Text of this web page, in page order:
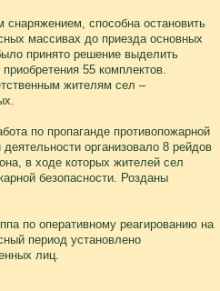
способна остановить
массивах до приезда основных
принято решение выделить
55 комплектов.
жителям сел –
по пропаганде противопожарной
организовало 8 рейдов
в ходе которых жителей сел
безопасности. Розданы
по оперативному реагированию на
период установлено
лиц.